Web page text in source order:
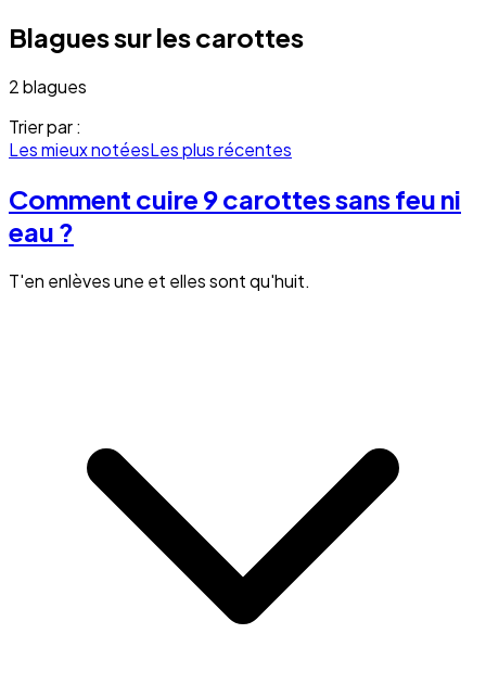
Blagues sur lescarottes
2 blagues
Trier par :
Les mieux notéesLes plus récentes
Comment cuire 9 carottes sans feu ni
eau ?
T'en enlèves une et elles sont qu'huit.